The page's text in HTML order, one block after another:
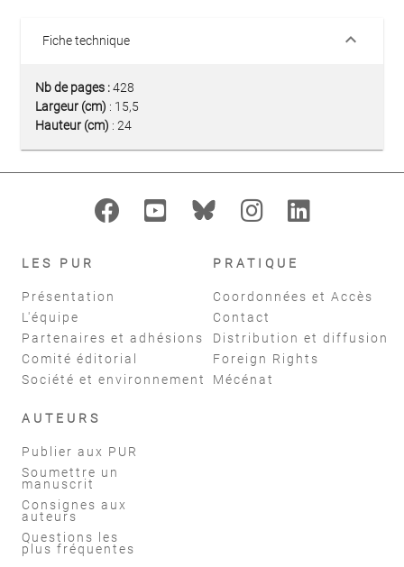
Fiche technique keyboard_arrow_down
Nb de pages :428
Largeur (cm) : 15,5
Hauteur (cm) : 24
LES PUR
Présentation
L'équipe
Partenaires et adhésions
Comité éditorial
Société et environnement
PRATIQUE
Coordonnées et Accès
Contact
Distribution et diffusion
Foreign Rights
Mécénat
AUTEURS
Publier aux PUR
Soumettre un
manuscrit
Consignes aux
auteurs
Questions les
plus fréquentes